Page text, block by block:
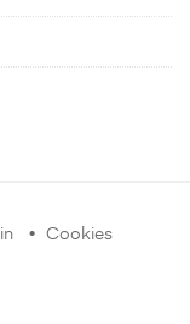
• Cookies